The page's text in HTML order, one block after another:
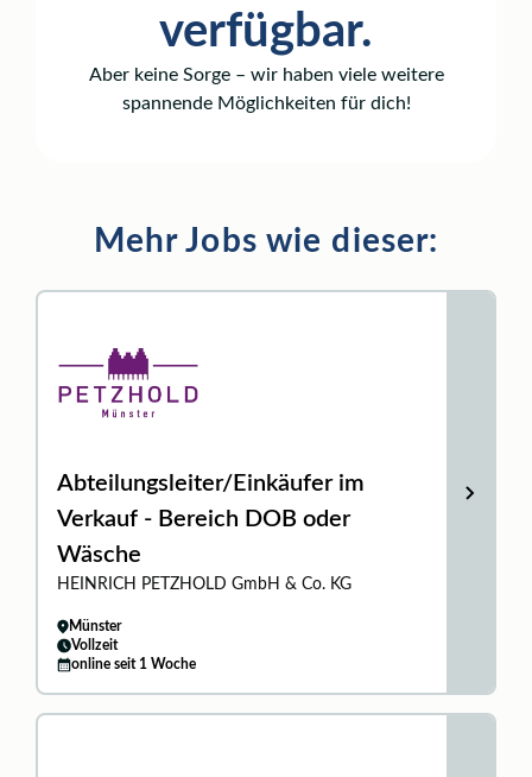
verfügbar.
Aber keine Sorge – wir haben viele weitere
spannende Möglichkeiten für dich!
Mehr Jobs wie dieser:
Abteilungsleiter/Einkäufer im
Verkauf - Bereich DOB oder
Wäsche
HEINRICH PETZHOLD GmbH & Co. KG
Münster
Vollzeit
online seit 1 Woche